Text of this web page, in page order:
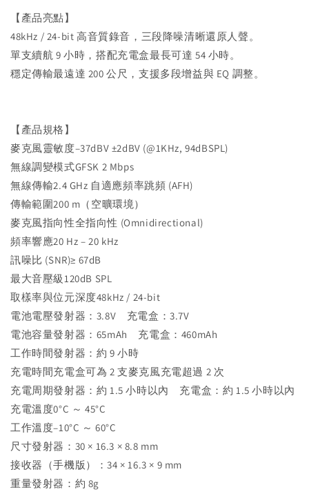
【產品亮點】
48kHz / 24-bit 高音質錄音，三段降噪清晰還原人聲。
單支續航 9 小時，搭配充電盒最長可達 54 小時。
穩定傳輸最遠達 200 公尺，支援多段增益與 EQ 調整。
【產品規格】
麥克風靈敏度–37dBV ±2dBV (@1KHz, 94dBSPL)
無線調變模式GFSK 2 Mbps
無線傳輸2.4 GHz 自適應頻率跳頻 (AFH)
傳輸範圍200 m（空曠環境）
麥克風指向性全指向性 (Omnidirectional)
頻率響應20 Hz – 20 kHz
訊噪比 (SNR)≥ 67dB
最大音壓級120dB SPL
取樣率與位元深度48kHz / 24-bit
電池電壓發射器：3.8V 充電盒：3.7V
電池容量發射器：65mAh 充電盒：460mAh
工作時間發射器：約 9 小時
充電時間充電盒可為 2 支麥克風充電超過 2 次
充電周期發射器：約 1.5 小時以內 充電盒：約 1.5 小時以內
充電溫度0°C ～ 45°C
工作溫度–10°C ～ 60°C
尺寸發射器：30 × 16.3 × 8.8 mm
接收器（手機版）：34 × 16.3 × 9 mm
重量發射器：約 8g